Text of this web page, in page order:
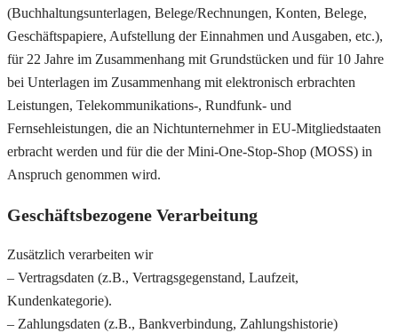
(Buchhaltungsunterlagen, Belege/Rechnungen, Konten, Belege,
Geschäftspapiere, Aufstellung der Einnahmen und Ausgaben, etc.),
für 22 Jahre im Zusammenhang mit Grundstücken und für 10 Jahre
bei Unterlagen im Zusammenhang mit elektronisch erbrachten
Leistungen, Telekommunikations-, Rundfunk- und
Fernsehleistungen, die an Nichtunternehmer in EU-Mitgliedstaaten
erbracht werden und für die der Mini-One-Stop-Shop (MOSS) in
Anspruch genommen wird.
Geschäftsbezogene Verarbeitung
Zusätzlich verarbeiten wir
– Vertragsdaten (z.B., Vertragsgegenstand, Laufzeit,
Kundenkategorie).
– Zahlungsdaten (z.B., Bankverbindung, Zahlungshistorie)